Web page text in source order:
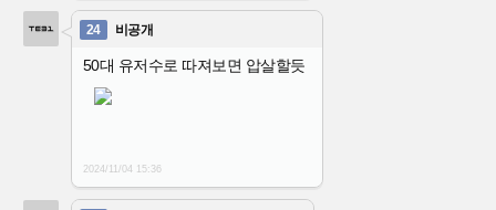
24 비공개
50대 유저수로 따져보면 압살할듯
2024/11/04 15:36